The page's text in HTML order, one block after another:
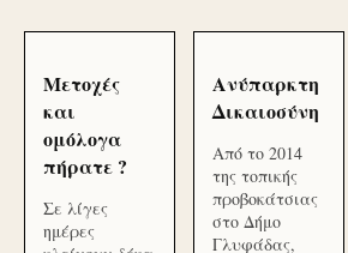
Μετοχές
και
ομόλογα
πήρατε ?
Σε λίγες
ημέρες
Ανύπαρκτη
Δικαιοσύνη
Από το 2014
της τοπικής
προβοκάτσιας
στο Δήμο
Γλυφάδας,